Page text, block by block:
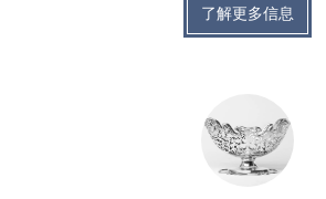
了解更多信息